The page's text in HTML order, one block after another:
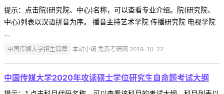
提示：点击院(研究院、中心)名称，可以查看专业介绍。院(研究院、
中心)列表以汉语拼音为序。 播音主持艺术学院 传播研究院 电视学院
...
中国传媒大学招生简章 本站小编 免费考研网 2019-10-22
中国传媒大学2020年攻读硕士学位研究生自命题考试大纲